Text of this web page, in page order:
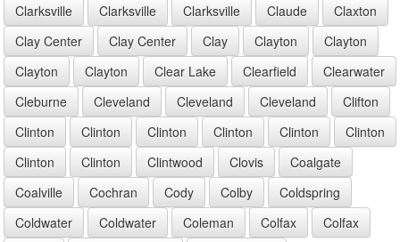
Clarksville
Clarksville Clarksville Claude
Claxton
Clay Center
Clay Center Clay Clayton
Clayton
Clayton
Clayton Clear Lake Clearfield
Clearwater
Cleburne
Cleveland Cleveland Cleveland
Clifton
Clinton
Clinton Clinton Clinton Clinton
Clinton
Clinton
Clinton Clintwood Clovis
Coalgate
Coalville
Cochran Cody Colby
Coldspring
Coldwater
Coldwater Coleman Colfax
Colfax